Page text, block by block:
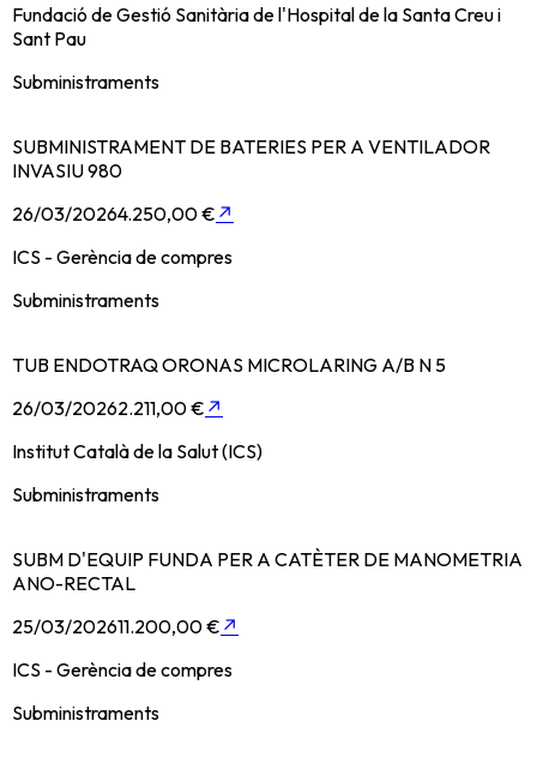
Fundació de Gestió Sanitària de l'Hospital de la Santa Creu i
Sant Pau
Subministraments
SUBMINISTRAMENT DE BATERIES PER A VENTILADOR
INVASIU 980
26/03/20264.250,00 € ↗
ICS - Gerència de compres
Subministraments
TUB ENDOTRAQ ORONAS MICROLARING A/B N 5
26/03/20262.211,00 € ↗
Institut Català de la Salut (ICS)
Subministraments
SUBM D'EQUIP FUNDA PER A CATÈTER DE MANOMETRIA
ANO-RECTAL
25/03/202611.200,00 € ↗
ICS - Gerència de compres
Subministraments